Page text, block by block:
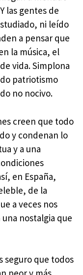
las gentes de
ni leído
a pensar que
la música, el
vida. Simplona
patriotismo
no nocivo.
creen que todo
y condenan lo
y a una
en España,
de la
a veces nos
nostalgia que
seguro que todos